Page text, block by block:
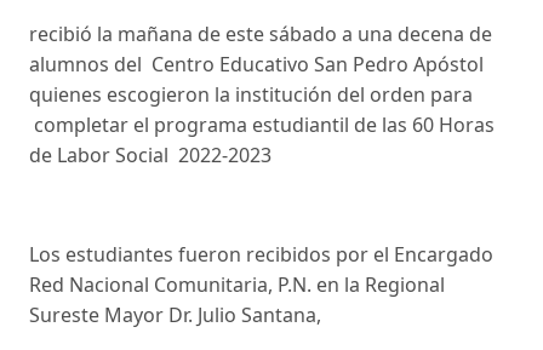
recibió la mañana de este sábado a una decena de
alumnos del Centro Educativo San Pedro Apóstol
quienes escogieron la institución del orden para
completar el programa estudiantil de las 60 Horas
de Labor Social 2022-2023
Los estudiantes fueron recibidos por el Encargado
Red Nacional Comunitaria, P.N. en la Regional
Sureste Mayor Dr. Julio Santana,